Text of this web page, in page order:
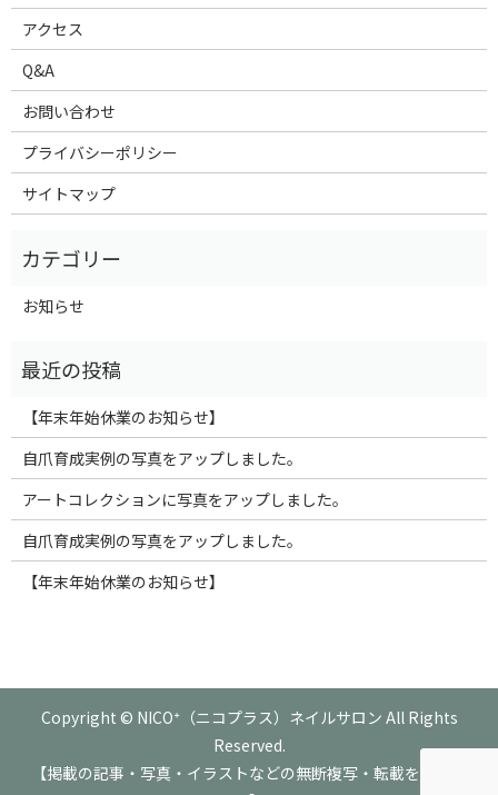
アクセス
Q&A
お問い合わせ
プライバシーポリシー
サイトマップ
お知らせ
【年末年始休業のお知らせ】
自爪育成実例の写真をアップしました。
アートコレクションに写真をアップしました。
自爪育成実例の写真をアップしました。
【年末年始休業のお知らせ】
Copyright © NICO⁺（ニコプラス）ネイルサロン All Rights
Reserved.
【掲載の記事・写真・イラストなどの無断複写・転載を禁じま